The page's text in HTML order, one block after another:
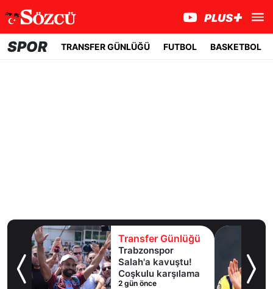
SPOR TRANSFER GÜNLÜĞÜ FUTBOL BASKETBOL
Transfer Günlüğü
Trabzonspor
Salah'a kavuştu!
Coşkulu karşılama
2 gün önce